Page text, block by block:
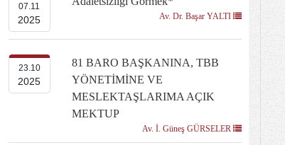
07.11
2025 Av. Dr. Başar YALTI
23.10
2025
81 BARO BAŞKANINA, TBB
YÖNETİMİNE VE
MESLEKTAŞLARIMA AÇIK
MEKTUP
Av. İ. Güneş GÜRSELER